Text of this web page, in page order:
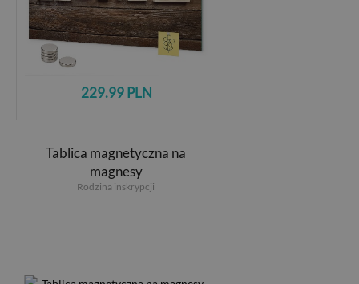
229.99 PLN
Tablica magnetyczna na
magnesy
Rodzina inskrypcji